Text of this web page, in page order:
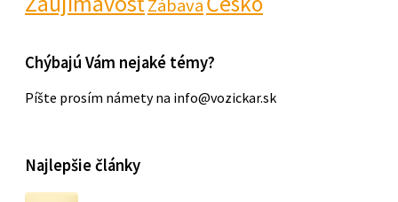
Zábava
Chýbajú Vám nejaké témy?
Píšte prosím námety na info@vozickar.sk
Najlepšie články